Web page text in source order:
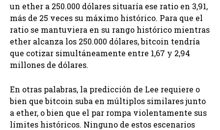
un ether a 250.000 dólares situaría ese ratio en 3,91,
más de 25 veces su máximo histórico. Para que el
ratio se mantuviera en su rango histórico mientras
ether alcanza los 250.000 dólares, bitcoin tendría
que cotizar simultáneamente entre 1,67 y 2,94
millones de dólares.
En otras palabras, la predicción de Lee requiere o
bien que bitcoin suba en múltiplos similares junto
a ether, o bien que el par rompa violentamente sus
límites históricos. Ninguno de estos escenarios